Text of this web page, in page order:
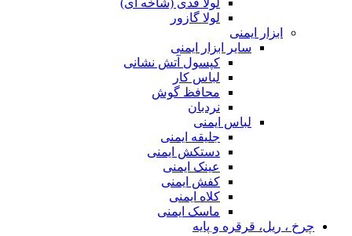
لولا گازور
ابزار ایمنی
سایر ابزار ایمنی
کپسول آتش نشانی
لباس کار
محافظ گوش
نردبان
لباس ایمنی
جلیقه ایمنی
دستکش ایمنی
عینک ایمنی
کفش ایمنی
کلاه ایمنی
ماسک ایمنی
چرخ ، ریل، قرقره و پایه